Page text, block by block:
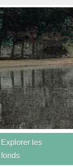
Explorer les
fonds